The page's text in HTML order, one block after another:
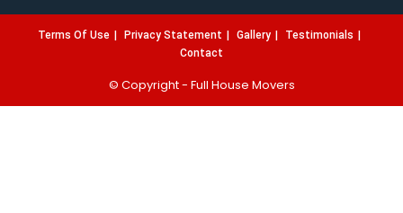
Terms Of Use Privacy Statement Gallery
Testimonials
Contact
© Copyright - Full House Movers